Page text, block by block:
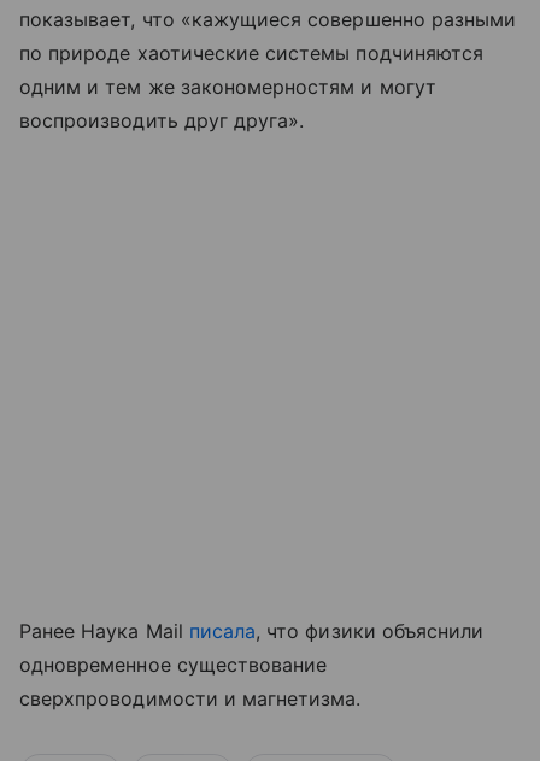
показывает, что «кажущиеся совершенно разными
по природе хаотические системы подчиняются
одним и тем же закономерностям и могут
воспроизводить друг друга».
Ранее Наука Mail писала, что физики объяснили
одновременное существование
сверхпроводимости и магнетизма.